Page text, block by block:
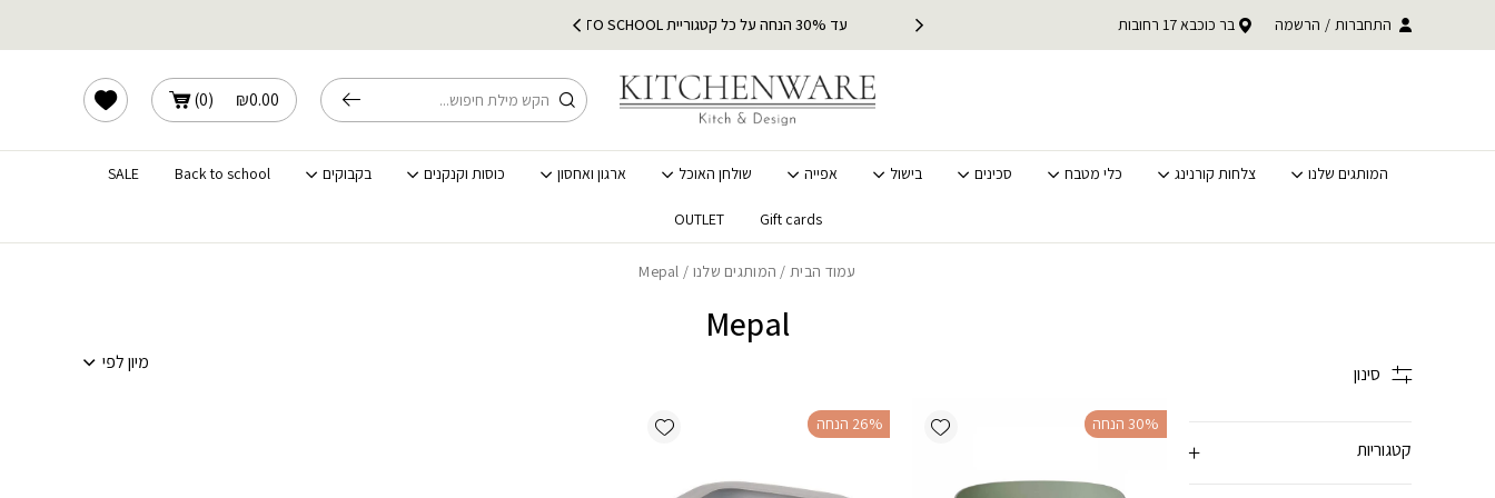
משלוחים מהירים לכל הארץ התחברות / הרשמה בר כוכבא 17 רחובות
חיפוש ₪0.00
(
0
)
המותגים שלנו צלחות קורנינג כלי מטבח סכינים בישול אפייה שולחן האוכל ארגון ואחסון כוסות וקנקנים בקבוקים Back to school
SALE
Gift cards
OUTLET
עמוד הבית/ המותגים שלנו / Mepal
Mepal
מיון לפי
סינון
קטגוריות
Add wishlist ‫30% הנחה Add wishlist ‫26% הנחה